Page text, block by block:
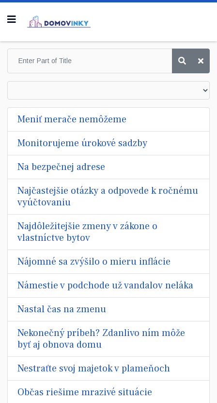
Meniť merače nemôžeme
Monitorujeme úrokové sadzby
Na bezpečnej adrese
Najčastejšie otázky a odpovede k ročnému
vyúčtovaniu
Najdôležitejšie zmeny v zákone o
vlastníctve bytov
Nájomné sa zvýšilo o mieru inflácie
Námestie v podchode už vandalov neláka
Nastal čas na zmenu
Nekonečný príbeh? Zdanlivo ním môže
byť aj obnova domu
Nestraťte svoj majetok v plameňoch
Občas riešime mrazivé situácie